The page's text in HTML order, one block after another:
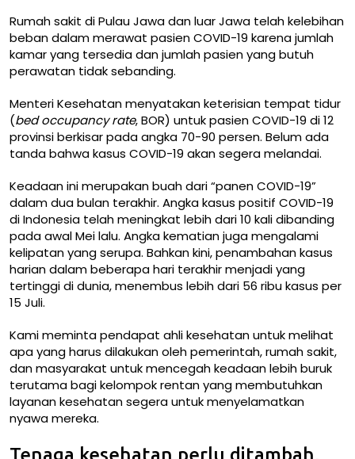
Rumah sakit di Pulau Jawa dan luar Jawa telah kelebihan
beban dalam merawat pasien COVID-19 karena jumlah
kamar yang tersedia dan jumlah pasien yang butuh
perawatan tidak sebanding.
Menteri Kesehatan menyatakanketerisian tempat tidur
(bed occupancy rate, BOR) untuk pasien COVID-19 di 12
provinsi berkisar pada angka 70-90 persen. Belum ada
tanda bahwa kasus COVID-19 akan segera melandai.
Keadaan ini merupakan buah dari “panen COVID-19”
dalam dua bulan terakhir. Angka kasus positif COVID-19
di Indonesia telah meningkat lebihdari 10 kali dibanding
pada awal Mei lalu. Angka kematian jugamengalami
kelipatan yang serupa. Bahkan kini, penambahan kasus
harian dalam beberapa hari terakhirmenjadi yang
tertinggi di dunia, menembus lebih dari 56 ribu kasus per
15 Juli.
Kami meminta pendapat ahli kesehatan untuk melihat
apa yang harus dilakukan oleh pemerintah, rumah sakit,
dan masyarakat untuk mencegah keadaan lebih buruk
terutama bagi kelompok rentan yang membutuhkan
layanan kesehatan segera untuk menyelamatkan
nyawa mereka.